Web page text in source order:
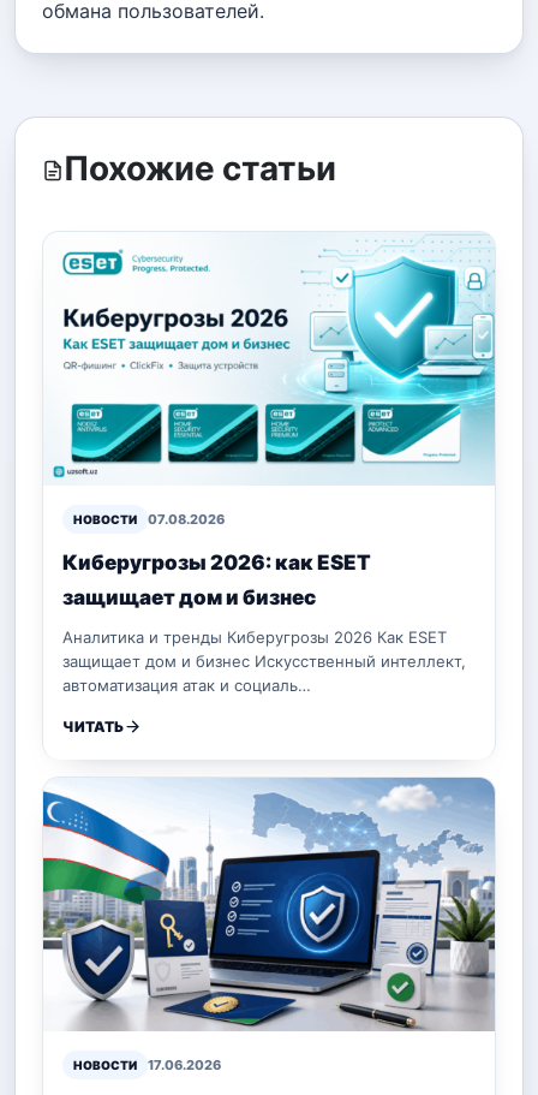
обмана пользователей.
Похожие статьи
НОВОСТИ 07.08.2026
Киберугрозы 2026: как ESET
защищает дом и бизнес
Аналитика и тренды Киберугрозы 2026 Как ESET
защищает дом и бизнес Искусственный интеллект,
автоматизация атак и социаль…
ЧИТАТЬ
НОВОСТИ 17.06.2026